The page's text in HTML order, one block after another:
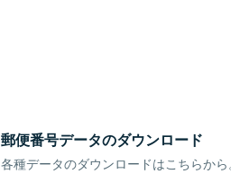
郵便番号データのダウンロード
各種データのダウンロードはこちらから